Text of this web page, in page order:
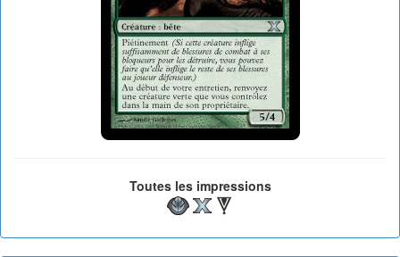
Toutes les impressions